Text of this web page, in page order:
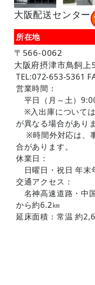
大阪配送センター
所在地
〒566-0062
大阪府摂津市鳥飼
TEL:072-653-5361
営業時間：
平日（月～土）
※入出庫について
が異なる場合があり
※時間外対応は、
合があります。
休業日：
日曜日・祝日 年末
交通アクセス：
名神高速道路・中
から約6.2㎞
延床面積：常温 約